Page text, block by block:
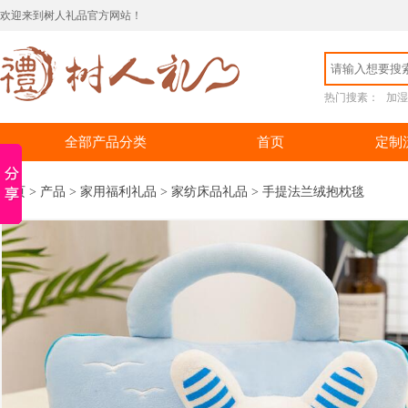
欢迎来到树人礼品官方网站！
热门搜素： 加
全部产品分类 首页 定制
首页 > 产品 > 家用福利礼品 > 家纺床品礼品 > 手提法兰绒抱枕毯